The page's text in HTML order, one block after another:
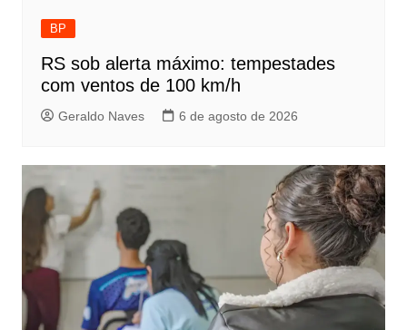
BP
RS sob alerta máximo: tempestades
com ventos de 100 km/h
Geraldo Naves 6 de agosto de 2026